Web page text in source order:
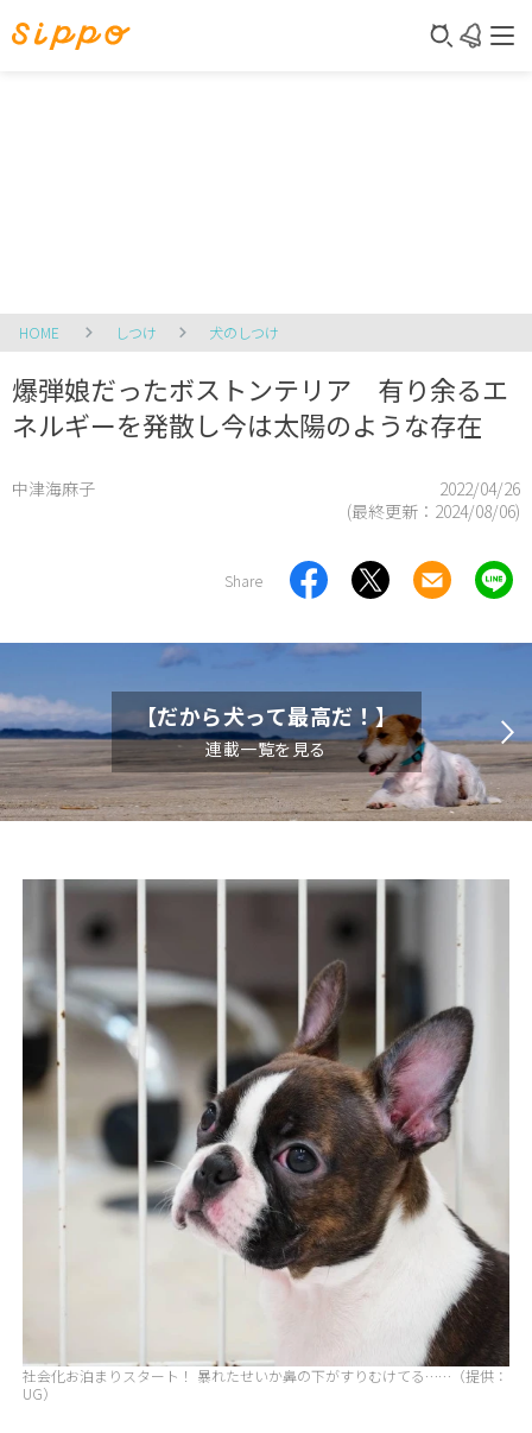
HOME しつけ 犬のしつけ
爆弾娘だったボストンテリア 有り余るエ
ネルギーを発散し今は太陽のような存在
中津海麻子
2022/04/26
(最終更新： 2024/08/06)
Share
【だから犬って最高だ！】
連載一覧を見る
社会化お泊まりスタート！ 暴れたせいか鼻の下がすりむけてる……（提供：
UG）